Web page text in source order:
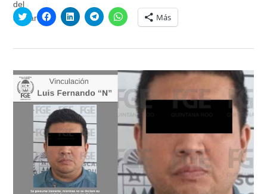
Haz
clic
en
abre
en
una
ventana
nueva)
Haz
clic
en
abre
en
una
ventana
nueva)
Haz
clic
en
abre
en
una
ventana
nueva)
Haz
clic
en
abre
en
ventana
nueva)
Haz
clic
para
en
abre
en
una
ventana
nueva)
Más